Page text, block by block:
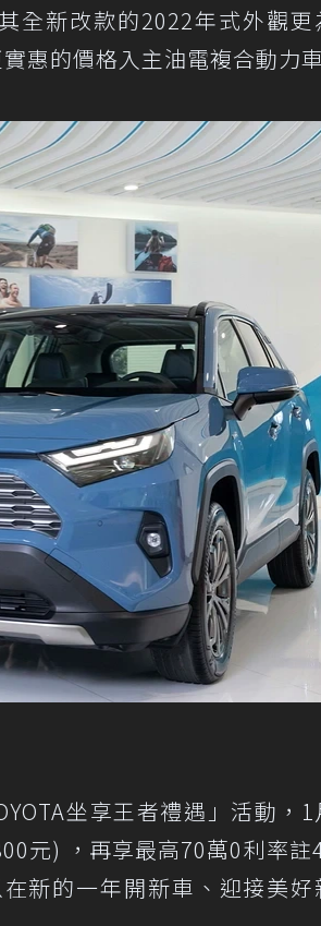
全新改款的2022年式外觀更
惠的價格入主油電複合動力
坐享王者禮遇」活動，1
元) ，再享最高70萬0利率註
新的一年開新車、迎接美好